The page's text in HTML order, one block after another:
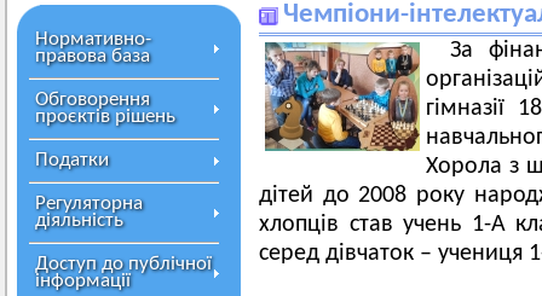
Нормативно-
правова база
Обговорення
проєктів рішень
Податки
Регуляторна
діяльність
Доступ до публічної
інформації
Чемпіони-
За
гімназії
Хорола з
дітей до 2008 року
хлопців став учень 1-А
серед дівчаток – учениця